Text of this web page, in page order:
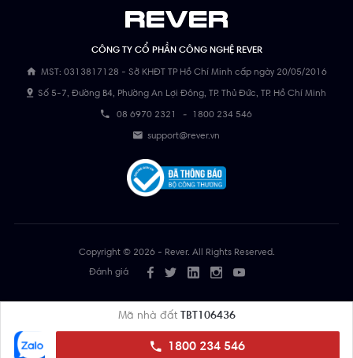
Mã nhà đất TBT106436
1800 234 546
CÔNG TY CỔ PHẦN CÔNG NGHỆ REVER
MST: 0313817128 - Sở KHĐT TP Hồ Chí Minh cấp ngày 20/05/2016
Số 5-7, Đường B4, Phường An Lợi Đông, TP. Thủ Đức, TP. Hồ Chí Minh
08 6970 2321 - 1800 234 546
support@rever.vn
Copyright © 2026 - Rever. All Rights Reserved.
Đánh giá